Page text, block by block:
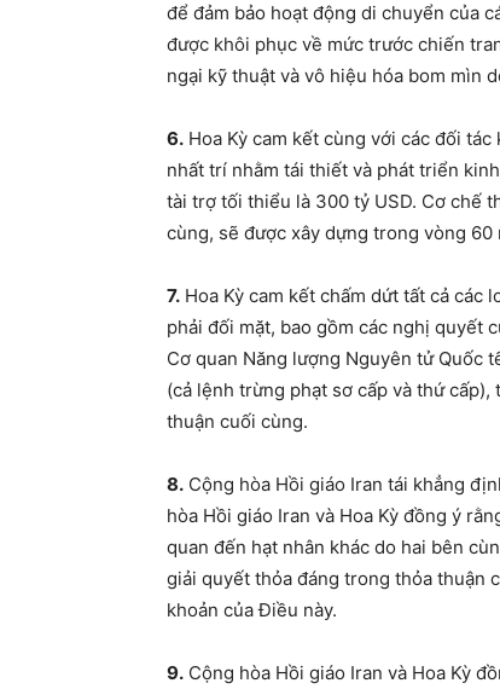
để đảm bảo hoạt động di chuyển của
được khôi phục về mức trước chiến
ngại kỹ thuật và vô hiệu hóa bom mìn
6. Hoa Kỳ cam kết cùng với các đối
nhất trí nhằm tái thiết và phát triển
tài trợ tối thiểu là 300 tỷ USD. Cơ chế
cùng, sẽ được xây dựng trong vòng 60
7. Hoa Kỳ cam kết chấm dứt tất cả các
phải đối mặt, bao gồm các nghị quyết
Cơ quan Năng lượng Nguyên tử Quốc
(cả lệnh trừng phạt sơ cấp và thứ
thuận cuối cùng.
8. Cộng hòa Hồi giáo Iran tái khẳng
hòa Hồi giáo Iran và Hoa Kỳ đồng ý
quan đến hạt nhân khác do hai bên
giải quyết thỏa đáng trong thỏa thuận
khoản của Điều này.
9. Cộng hòa Hồi giáo Iran và Hoa Kỳ